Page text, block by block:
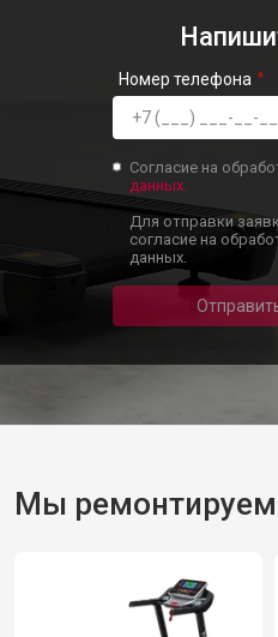
Номер телефона
Согласие на
данных.
Для отправки
согласие на
данных.
Мы ремонтируем